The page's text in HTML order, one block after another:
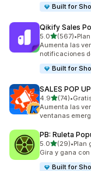
Built for
Qikify Sales
5.0de 5 estrellas
(567)
567 reseñas en
•
Aumenta las
notificaciones
Built for
SALES POP
4.9de 5(74)
74 reseñas en
•
Aumenta las
ventanas
PB: Ruleta
5.0de 5(29)
29 reseñas en
•Plan
Gira y gana
Built for